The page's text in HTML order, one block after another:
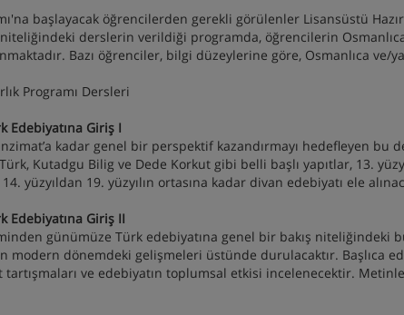
başlayacak öğrencilerden gerekli görülenler Lisansüstü
derslerin verildiği programda, öğrencilerin
Bazı öğrenciler, bilgi düzeylerine göre, Osmanlıca
Programı Dersleri
Edebiyatına Giriş I
kadar genel bir perspektif kazandırmayı hedefleyen bu
Kutadgu Bilig ve Dede Korkut gibi belli başlı yapıtlar, 13.
yüzyıldan 19. yüzyılın ortasına kadar divan edebiyatı ele
Giriş II
günümüze Türk edebiyatına genel bir bakış niteliğindeki
dönemdeki gelişmeleri üstünde durulacaktır. Başlıca
tartışmaları ve edebiyatın toplumsal etkisi incelenecektir.